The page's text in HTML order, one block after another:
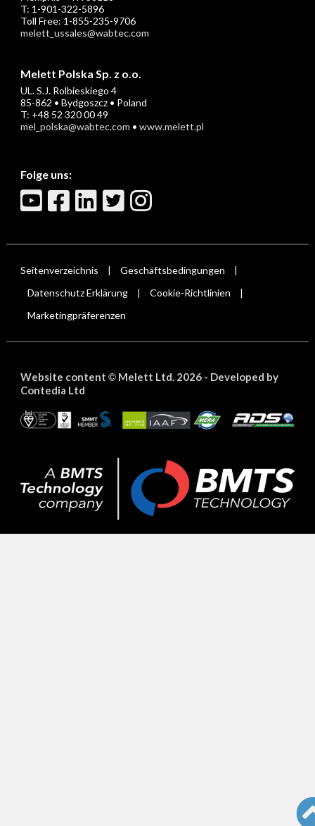
T: 1-901-322-5896
Toll Free: 1-855-235-9706
melett_ussales@wabtec.com
Melett Polska Sp. z o.o.
UL. S.J. Rolbieskiego 4
85-862 • Bydgoszcz • Poland
T: +48 52 320 00 49
mel_polska@wabtec.com • www.melett.pl
Folge uns:
Seitenverzeichnis Geschäftsbedingungen
Datenschutz Erklärung Cookie-Richtlinien
Marketingpräferenzen
Website content ©Melett Ltd. 2026 - Developed by
Contedia Ltd